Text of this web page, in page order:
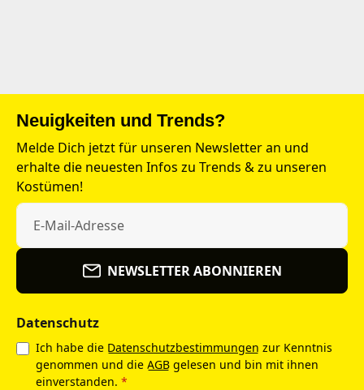
Neuigkeiten und Trends?
Melde Dich jetzt für unseren Newsletter an und
erhalte die neuesten Infos zu Trends & zu unseren
Kostümen!
NEWSLETTER ABONNIEREN
Datenschutz
Ich habe die Datenschutzbestimmungen zur Kenntnis
genommen und die AGB gelesen und bin mit ihnen
einverstanden. *